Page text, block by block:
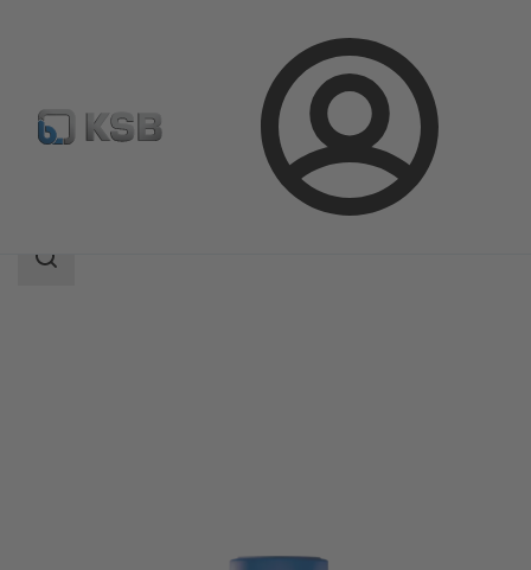
Bejelentkezés
Termékkatalógus Etaline-R
Keresési